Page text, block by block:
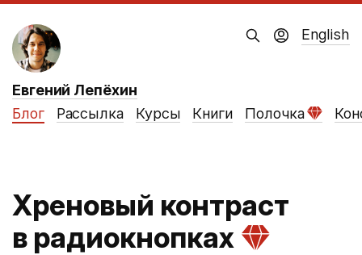
Евгений Лепёхин
Блог
Рассылка Курсы Книги Полочка
English
Хреновый контраст
в радиокнопках